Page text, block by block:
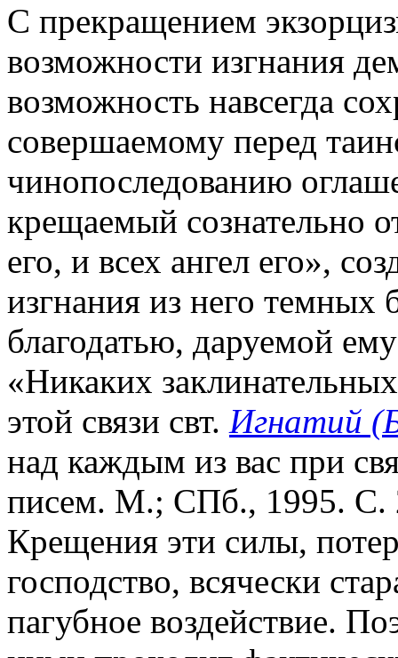
С прекращением
возможности изгнания
возможность навсегда
совершаемому перед
чинопоследованию
крещаемый сознательно
его, и всех ангел его»,
изгнания из него темных
благодатью, даруемой
«Никаких
этой связи свт. Игнатий
над каждым из вас при
писем. М.; СПб., 1995. С.
Крещения эти силы,
господство, всячески
пагубное воздействие.